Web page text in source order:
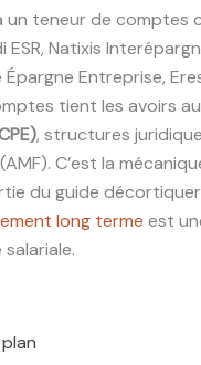
teneur de comptes
Natixis
Entreprise,
tient les avoirs
, structures
C’est la
du guide
long terme est